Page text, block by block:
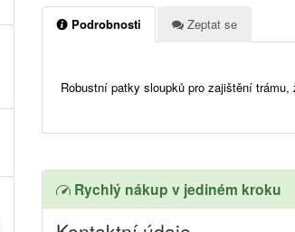
Podrobnosti Zeptat se
Robustní patky sloupků pro zajištění
Rychlý nákup v jediném kroku